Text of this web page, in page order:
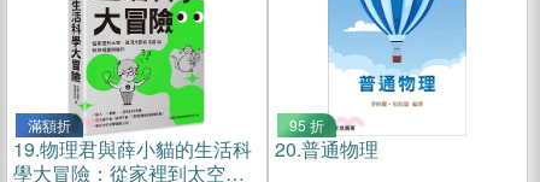
滿額折
19.物理君與薛小貓的生活科
學大冒險：從家裡到太空，
95 折
20.普通物理